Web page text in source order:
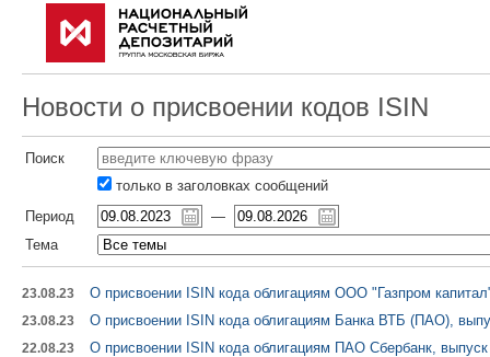
Новости о присвоении кодов ISIN
Поиск
только в заголовках сообщений
Период
—
Тема
23.08.23 О присвоении ISIN кода облигациям ООО "Газпром
23.08.23 О присвоении ISIN кода облигациям Банка ВТБ (ПАО),
22.08.23 О присвоении ISIN кода облигациям ПАО Сбербанк, выпуск